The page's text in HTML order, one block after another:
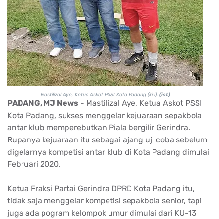
Mastilizal Aye, Ketua Askot PSSI Kota Padang (kiri). (ist)
PADANG, MJ News - Mastilizal Aye, Ketua Askot PSSI
Kota Padang, sukses menggelar kejuaraan sepakbola
antar klub memperebutkan Piala bergilir Gerindra.
Rupanya kejuaraan itu sebagai ajang uji coba sebelum
digelarnya kompetisi antar klub di Kota Padang dimulai
Februari 2020.
Ketua Fraksi Partai Gerindra DPRD Kota Padang itu,
tidak saja menggelar kompetisi sepakbola senior, tapi
juga ada pogram kelompok umur dimulai dari KU-13